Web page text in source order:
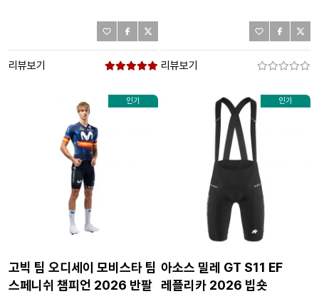
리뷰보기 리뷰보기
인기
고빅 팀 오디세이 모비스타 팀
스페니쉬 챔피언 2026 반팔
인기
아소스 밀레 GT S11 EF
레플리카 2026 빕숏